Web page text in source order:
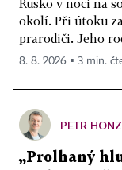
Rusko v noci na
okolí. Při útoku
prarodiči. Jeho
8. 8. 2026 ▪ 3 min.
PETR
„Prolhaný